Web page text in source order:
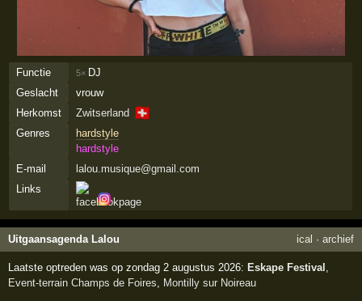
Functie 5× DJ
Geslacht
vrouw
Herkomst
Zwitserland 🇨🇭
Genres
hardstyle
hardstyle
E-mail
lalou.musique@gmail.com
Links
Uitgaansagenda Lalou ical · archief
Laatste optreden was op zondag 2 augustus 2026:Eskape Festival
Event-terrain Champs de Foires
Montilly sur Noireau